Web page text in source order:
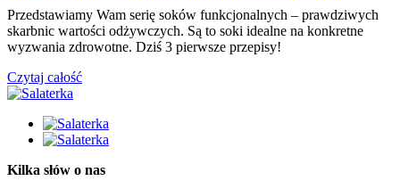
Przedstawiamy Wam serię soków funkcjonalnych – prawdziwych
skarbnic wartości odżywczych. Są to soki idealne na konkretne
wyzwania zdrowotne. Dziś 3 pierwsze przepisy!
Czytaj całość
Kilka słów o nas